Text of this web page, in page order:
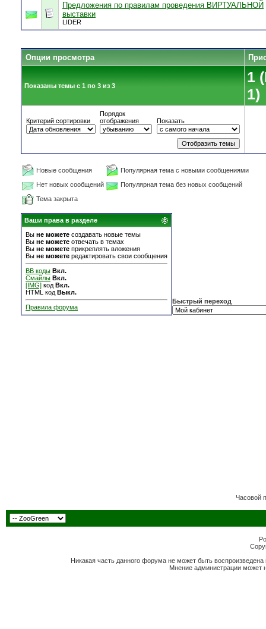
Предложения по правилам проведения ВИРТУАЛЬНОЙ
выставки
LIDER
Опции просмотра
Показаны темы с 1 по 3 из 3
1
1)
Критерий сортировки
Порядок
отображения
Показать
Новые сообщения
Популярная тема с новыми сообщениями
Нет новых сообщений
Популярная тема без новых сообщений
Тема закрыта
Ваши права в разделе
Вы не можете создавать новые темы
Вы не можете отвечать в темах
Вы не можете прикреплять вложения
Вы не можете редактировать свои сообщения
BB коды Вкл.
Смайлы Вкл.
[IMG] код Вкл.
HTML код Выкл.
Правила форума
Быстрый переход
Часовой
Никакая часть данного форума не может быть
Мнение администрации может